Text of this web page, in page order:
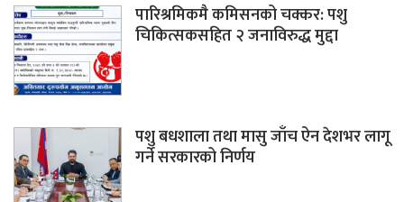
पारिश्रमिकमै कमिसनको चक्कर: पशु
चिकित्सकसहित २ जनाविरुद्ध मुद्दा
पशु बधशाला तथा मासु जाँच ऐन देशभर लागू
गर्ने सरकारको निर्णय